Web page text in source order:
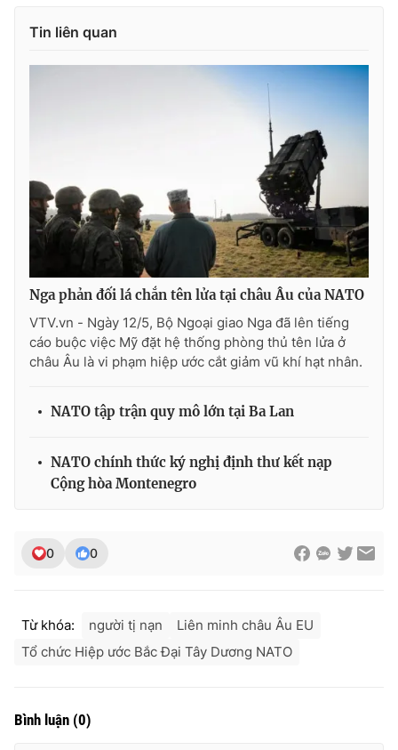
Nhân vật
Khán giả
Đời sống
Du lịch
Sản phẩm
Thị trường
Giao lưu trực tuyến
Lịch phát sóng
Chuyên mục khác
Emagazine Podcast
VTV Money VTV Thể thao
VTV Sức khoẻ
Tin liên quan
Nga phản đối lá chắn tên lửa tại châu Âu của NATO
VTV.vn - Ngày 12/5, Bộ Ngoại giao Nga đã lên tiếng
cáo buộc việc Mỹ đặt hệ thống phòng thủ tên lửa ở
châu Âu là vi phạm hiệp ước cắt giảm vũ khí hạt nhân.
NATO tập trận quy mô lớn tại Ba Lan
NATO chính thức ký nghị định thư kết nạp
Cộng hòa Montenegro
0 0
Từ khóa: người tị nạn
Liên minh châu Âu EU
Tổ chức Hiệp ước Bắc Đại Tây Dương NATO
Bình luận (0)